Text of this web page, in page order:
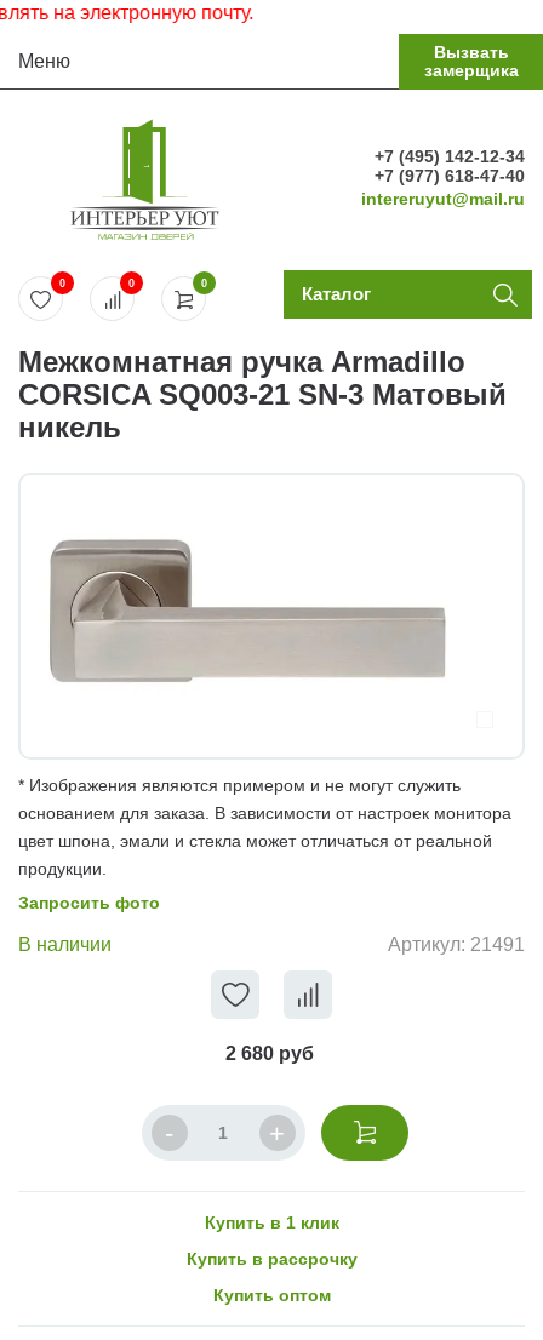
на электронную почту.
Меню
Вызвать
замерщика
+7 (495) 142-12-34
+7 (977) 618-47-40
intereruyut@mail.ru
0
0 0 Каталог
Межкомнатная ручка Armadillo
CORSICA SQ003-21 SN-3 Матовый
никель
* Изображения являются примером и не могут служить
основанием для заказа. В зависимости от настроек монитора
цвет шпона, эмали и стекла может отличаться от реальной
продукции.
Запросить фото
В наличии Артикул: 21491
2 680 руб
Купить в 1 клик
Купить в рассрочку
Купить оптом